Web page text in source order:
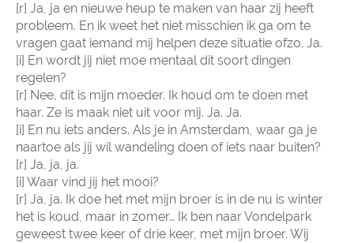
[r] Ja, ja en nieuwe heup te maken van haar zij heeft
probleem. En ik weet het niet misschien ik ga om te
vragen gaat iemand mij helpen deze situatie ofzo. Ja.
[i] En wordt jij niet moe mentaal dit soort dingen
regelen?
[r] Nee, dit is mijn moeder. Ik houd om te doen met
haar. Ze is maak niet uit voor mij. Ja. Ja.
[i] En nu iets anders. Als je in Amsterdam, waar ga je
naartoe als jij wil wandeling doen of iets naar buiten?
[r] Ja, ja, ja.
[i] Waar vind jij het mooi?
[r] Ja, ja. Ik doe het met mijn broer is in de nu is winter
het is koud, maar in zomer… Ik ben naar Vondelpark
geweest twee keer of drie keer, met mijn broer. Wij